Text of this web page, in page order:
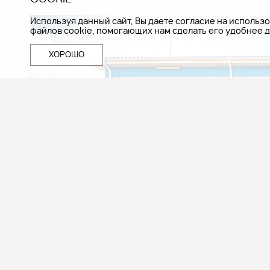
Используя данный сайт, Вы даете согласие на
файлов cookie, помогающих нам сделать его удобнее
ХОРОШО